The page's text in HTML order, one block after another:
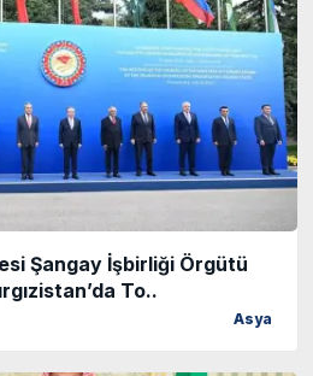
Şangay İşbirliği Örgütü
To..
Asya